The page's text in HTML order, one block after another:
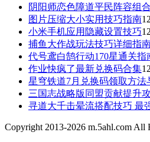
阴阳师恋色障道平民阵容组
图片压缩大小实用技巧指南
小米手机应用隐藏设置技巧
捕鱼大作战玩法技巧详细指
代号鸢白鹄行动170星通关指
作业快疯了最新兑换码合集
星穹铁道7月兑换码领取方法
三国志战略版同盟贡献提升
寻道大千击晕流搭配技巧 最
Copyright 2013-2026 m.5ahl.com All